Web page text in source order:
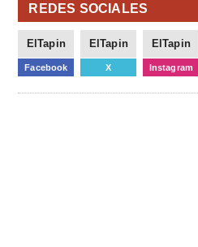
REDES SOCIALES
ElTapin
Facebook
ElTapin
X
ElTapin
Instagram